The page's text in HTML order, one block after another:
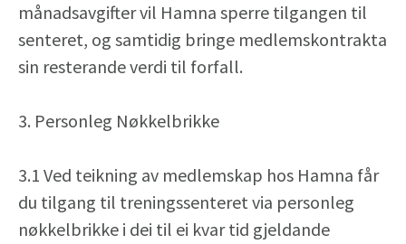
månadsavgifter vil Hamna sperre tilgangen til
senteret, og samtidig bringe medlemskontrakta
sin resterande verdi til forfall.
3. Personleg Nøkkelbrikke
3.1 Ved teikning av medlemskap hos Hamna får
du tilgang til treningssenteret via personleg
nøkkelbrikke i dei til ei kvar tid gjeldande